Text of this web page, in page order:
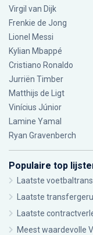
Virgil van Dijk
Frenkie de Jong
Lionel Messi
Kylian Mbappé
Cristiano Ronaldo
Jurriën Timber
Matthijs de Ligt
Vinícius Júnior
Lamine Yamal
Ryan Gravenberch
Populaire top
Laatste
Laatste
Laatste
Meest waardevolle